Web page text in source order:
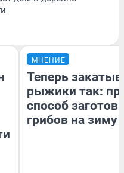
МНЕНИЕ
Теперь
рыжики так:
способ
грибов на зиму